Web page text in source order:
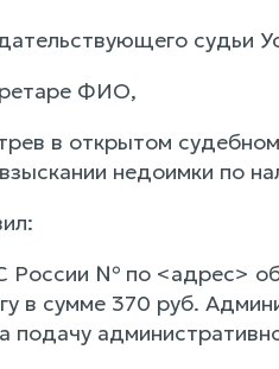
судьи
ФИО,
в открытом
недоимки по
№ по <адрес>
в сумме 370 руб.
подачу